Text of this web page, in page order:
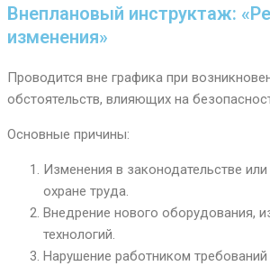
Внеплановый инструктаж:
изменения»
Проводится вне графика при
обстоятельств, влияющих на
Основные причины:
Изменения в законодательстве
охране труда.
Внедрение нового оборудования,
технологий.
Нарушение работником